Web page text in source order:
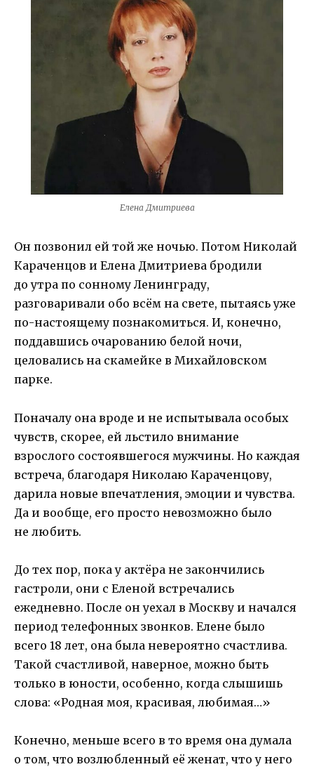
Елена Дмитриева
Он позвонил ей той же ночью. Потом Николай
Караченцов и Елена Дмитриева бродили
до утра по сонному Ленинграду,
разговаривали обо всём на свете, пытаясь уже
по-настоящему познакомиться. И, конечно,
поддавшись очарованию белой ночи,
целовались на скамейке в Михайловском
парке.
Поначалу она вроде и не испытывала особых
чувств, скорее, ей льстило внимание
взрослого состоявшегося мужчины. Но каждая
встреча, благодаря Николаю Караченцову,
дарила новые впечатления, эмоции и чувства.
Да и вообще, его просто невозможно было
не любить.
До тех пор, пока у актёра не закончились
гастроли, они с Еленой встречались
ежедневно. После он уехал в Москву и начался
период телефонных звонков. Елене было
всего 18 лет, она была невероятно счастлива.
Такой счастливой, наверное, можно быть
только в юности, особенно, когда слышишь
слова: «Родная моя, красивая, любимая…»
Конечно, меньше всего в то время она думала
о том, что возлюбленный её женат, что у него